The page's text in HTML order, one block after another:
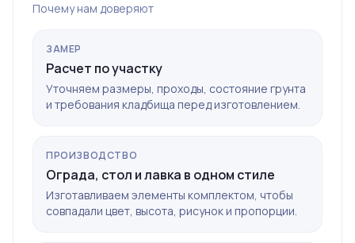
Почему нам доверяют
ЗАМЕР
Расчет по участку
Уточняем размеры, проходы, состояние грунта
и требования кладбища перед изготовлением.
ПРОИЗВОДСТВО
Ограда, стол и лавка в одном стиле
Изготавливаем элементы комплектом, чтобы
совпадали цвет, высота, рисунок и пропорции.